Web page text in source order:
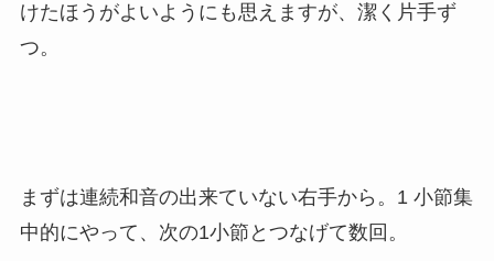
けたほうがよいようにも思えますが、潔く片手ず
つ。
まずは連続和音の出来ていない右手から。1 小節集
中的にやって、次の1小節とつなげて数回。